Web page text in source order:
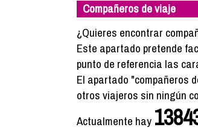
Compañeros de viaje
¿Quieres encontrar
Este apartado pretende
punto de referencia las
El apartado "compañeros
otros viajeros sin ningún
Actualmente hay